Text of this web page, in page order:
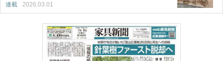
連載 2026.03.01